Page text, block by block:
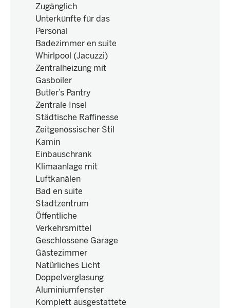
Zugänglich
Unterkünfte für das
Personal
Badezimmer en suite
Whirlpool (Jacuzzi)
Zentralheizung mit
Gasboiler
Butler’s Pantry
Zentrale Insel
Städtische Raffinesse
Zeitgenössischer Stil
Kamin
Einbauschrank
Klimaanlage mit
Luftkanälen
Bad en suite
Stadtzentrum
Öffentliche
Verkehrsmittel
Geschlossene Garage
Gästezimmer
Natürliches Licht
Doppelverglasung
Aluminiumfenster
Komplett ausgestattete